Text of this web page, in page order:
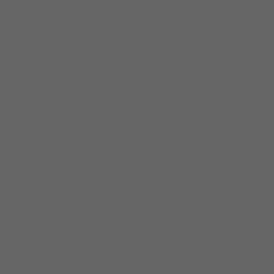
je na nasze zlecenie,
danych na podstawie
oparciu o stosowną podstawę
ich przetwarzania. Możesz
do Twoich zainteresowań,
umów o ich świadczenie